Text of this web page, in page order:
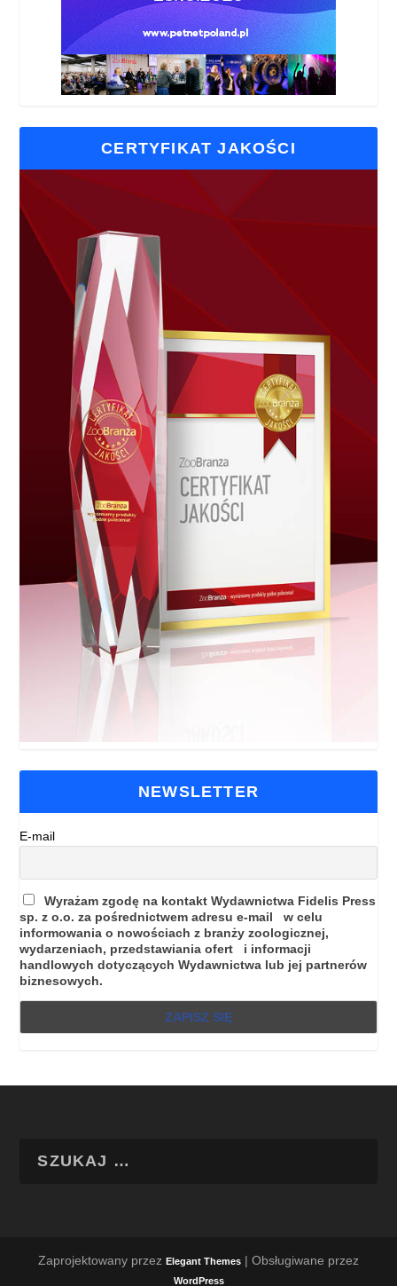
CERTYFIKAT JAKOŚCI
NEWSLETTER
E-mail
Wyrażam zgodę na kontakt Wydawnictwa Fidelis Press
sp. z o.o. za pośrednictwem adresu e-mail w celu
informowania o nowościach z branży zoologicznej,
wydarzeniach, przedstawiania ofert i informacji
handlowych dotyczących Wydawnictwa lub jej partnerów
biznesowych.
Zaprojektowany przez Elegant Themes | Obsługiwane przez
WordPress